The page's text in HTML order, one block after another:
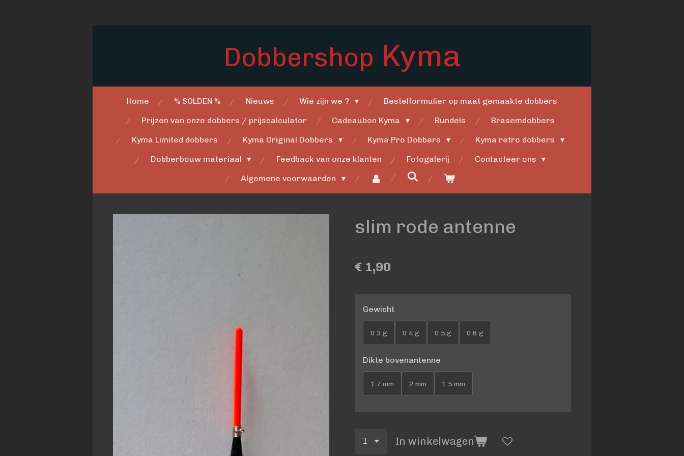
Dobbershop Kyma
Home % SOLDEN % Nieuws Wie zijn we ?
Bestelformulier op maat gemaakte dobbers
Prijzen van onze dobbers / prijscalculator
Cadeaubon Kyma Bundels
Brasemdobbers
Kyma Limited dobbers
Kyma Original Dobbers Kyma Pro Dobbers
Kyma retro dobbers
Dobberbouw materiaal
Feedback van onze klanten Fotogalerij
Contacteer ons
Algemene voorwaarden
slim rode antenne
€ 1,90
Gewicht
0.3 g 0.4 g 0.5 g 0.6 g
Dikte bovenantenne
1.7 mm 2 mm 1.5 mm
In winkelwagen